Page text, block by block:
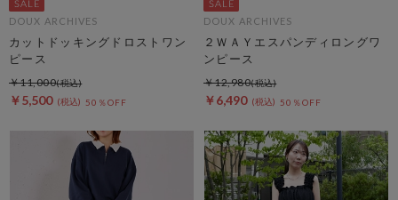
DOUX ARCHIVES
カットドッキングドロストワン
ピース
￥5,500 50％OFF
￥11,000
DOUX ARCHIVES
２ＷＡＹエスパンディロングワ
ンピース
￥6,490 50％OFF
￥12,980